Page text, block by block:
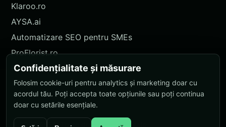
Klaroo.ro
AYSA.ai
Automatizare SEO pentru SMEs
ProFlorist.ro
ProFlorist.de
Nokidu.ro
© 2026 AYSA. Toate drepturile rezervate.
Confidențialitate și măsurare
Folosim cookie-uri pentru analytics și marketing doar cu
acordul tău. Poți accepta toate opțiunile sau poți continua
doar cu setările esențiale.